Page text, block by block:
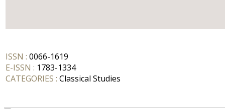
ISSN : 0066-1619
E-ISSN : 1783-1334
CATEGORIES : Classical Studies